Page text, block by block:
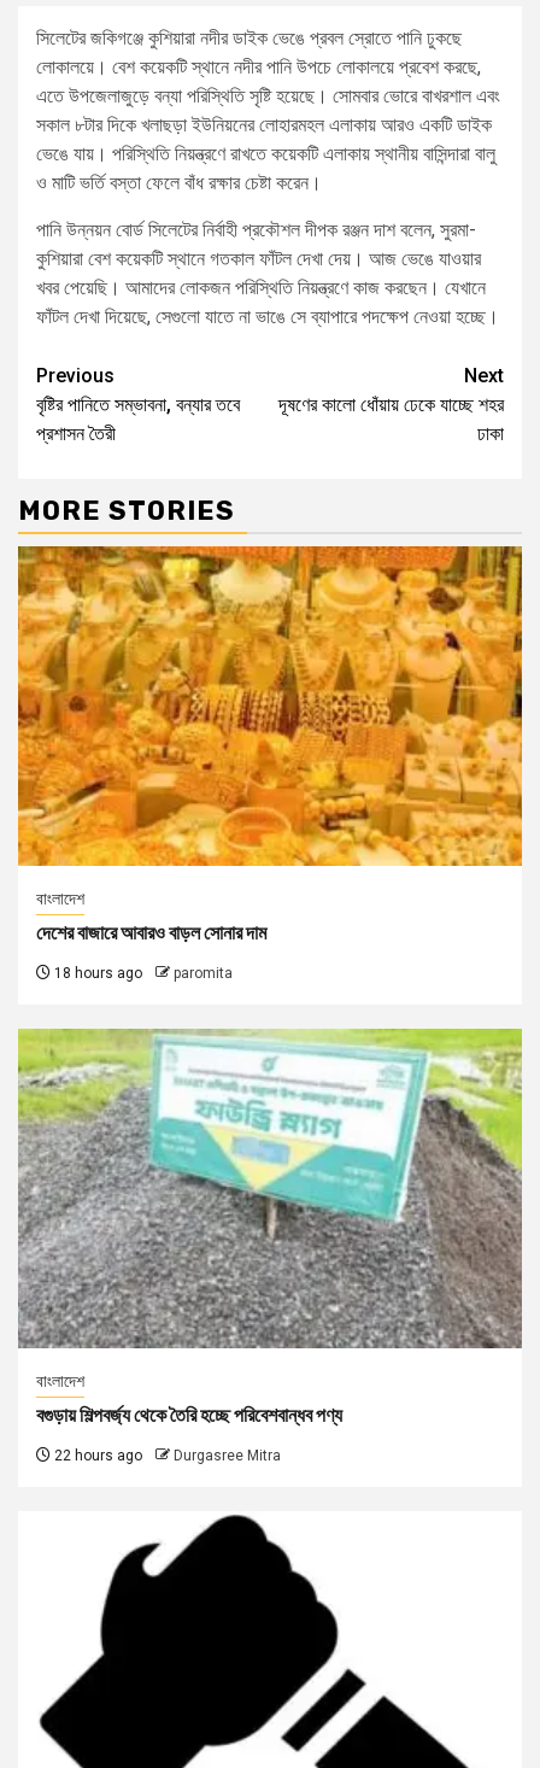
সিলেটের জকিগঞ্জে কুশিয়ারা নদীর ডাইক ভেঙে প্রবল স্রোতে পানি ঢুকছে
লোকালয়ে। বেশ কয়েকটি স্থানে নদীর পানি উপচে লোকালয়ে প্রবেশ করছে,
এতে উপজেলাজুড়ে বন্যা পরিস্থিতি সৃষ্টি হয়েছে। সোমবার ভোরে বাখরশাল এবং
সকাল ৮টার দিকে খলাছড়া ইউনিয়নের লোহারমহল এলাকায় আরও একটি ডাইক
ভেঙে যায়। পরিস্থিতি নিয়ন্ত্রণে রাখতে কয়েকটি এলাকায় স্থানীয় বাসিন্দারা বালু
ও মাটি ভর্তি বস্তা ফেলে বাঁধ রক্ষার চেষ্টা করেন।
পানি উন্নয়ন বোর্ড সিলেটের নির্বাহী প্রকৌশল দীপক রঞ্জন দাশ বলেন, সুরমা-
কুশিয়ারা বেশ কয়েকটি স্থানে গতকাল ফাঁটল দেখা দেয়। আজ ভেঙে যাওয়ার
খবর পেয়েছি। আমাদের লোকজন পরিস্থিতি নিয়ন্ত্রণে কাজ করছেন। যেখানে
ফাঁটল দেখা দিয়েছে, সেগুলো যাতে না ভাঙে সে ব্যাপারে পদক্ষেপ নেওয়া হচ্ছে।
Previous
বৃষ্টির পানিতে সম্ভাবনা, বন্যার তবে
প্রশাসন তৈরী
Next
দূষণের কালো ধোঁয়ায় ঢেকে যাচ্ছে শহর
ঢাকা
MORE STORIES
বাংলাদেশ
দেশের বাজারে আবারও বাড়ল সোনার দাম
18 hours ago paromita
বাংলাদেশ
বগুড়ায় শিল্পবর্জ্য থেকে তৈরি হচ্ছে পরিবেশবান্ধব পণ্য
22 hours ago Durgasree Mitra